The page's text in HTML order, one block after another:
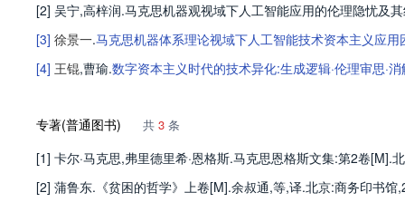
[2] 吴宁,高梓润.马克思机器观视域下人工智能应用的伦理隐忧及
[3] 徐景一.马克思机器体系理论视域下人工智能技术资本主义应用
[4] 王锟,曹瑜.数字资本主义时代的技术异化:生成逻辑·伦理审思·
专著(普通图书) 共 3 条
[1] 卡尔·马克思,弗里德里希·恩格斯.马克思恩格斯文集:第2卷[M].
[2] 蒲鲁东.《贫困的哲学》上卷[M].余叔通,等,译.北京:商务印书馆